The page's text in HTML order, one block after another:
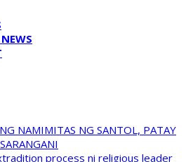
NAMIMITAS NG SANTOL, PATAY
process ni religious leader